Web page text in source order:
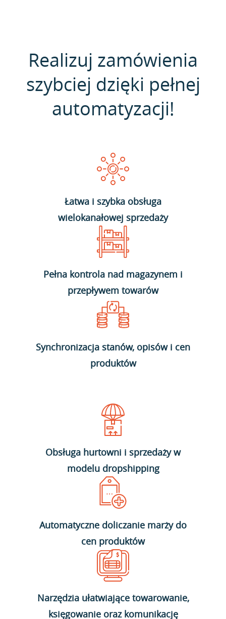
Realizuj zamówienia
szybciej dzięki pełnej
automatyzacji!
Łatwa i szybka obsługa
wielokanałowej sprzedaży
Pełna kontrola nad magazynem i
przepływem towarów
Synchronizacja stanów, opisów i cen
produktów
Obsługa hurtowni i sprzedaży w
modelu dropshipping
Automatyczne doliczanie marży do
cen produktów
Narzędzia ułatwiające towarowanie,
księgowanie oraz komunikację